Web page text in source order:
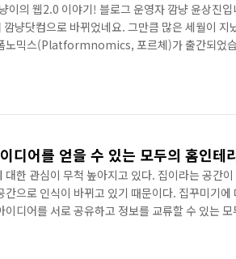
이의 웹2.0 이야기! 블로그 운영자 깜냥 윤상진
냥닷컴으로 바뀌었네요. 그만큼 많은 세월이
노믹스(Platformnomics, 포르체)가 출간되었
즈니스가 바빠지다 보니 책 쓸 겨를이 없었네요.
들었습니다. 2017 한국인터넷백서에 플랫폼 경
디어를 얻을 수 있는 모두의 홈인테
대한 관심이 무척 높아지고 있다. 집이라는 공간
간으로 인식이 바뀌고 있기 때문이다. 집꾸미기
이디어를 서로 공유하고 정보를 교류할 수 있는
은 모바일 앱을 출시한 이후이다. 모두의 홈인테리